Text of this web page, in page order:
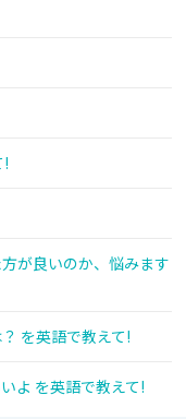
!
が良いのか、悩みます
を英語で教えて!
よ を英語で教えて!